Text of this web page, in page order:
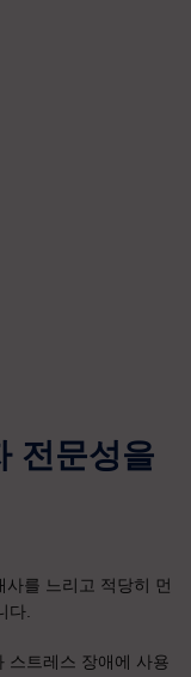
전문성을
를 느리고 적당히 먼
다.
스트레스 장애에 사용